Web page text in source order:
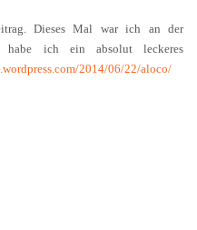
Dieses Mal war ich an der
habe ich ein absolut leckeres
2014/06/22/aloco/